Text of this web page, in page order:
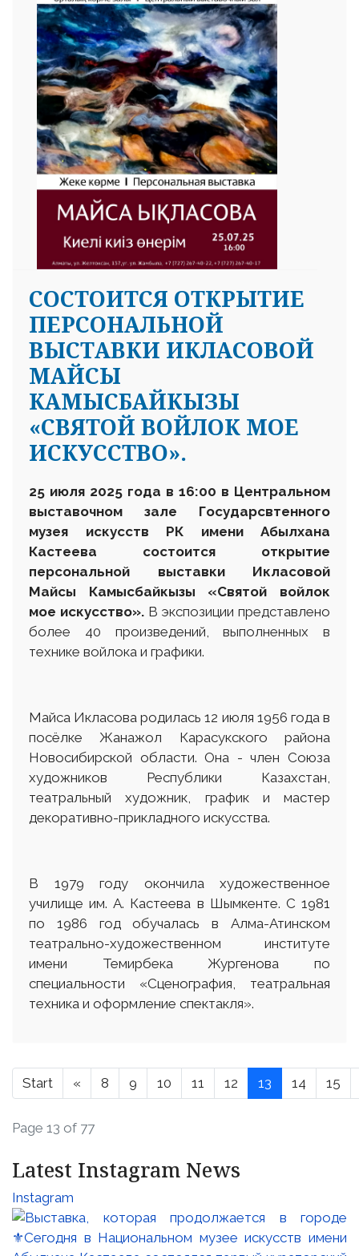
СОСТОИТСЯ ОТКРЫТИЕ
ПЕРСОНАЛЬНОЙ
ВЫСТАВКИ ИКЛАСОВОЙ
МАЙСЫ
КАМЫСБАЙКЫЗЫ
«СВЯТОЙ ВОЙЛОК МОЕ
ИСКУССТВО».
25 июля 2025 года в 16:00 в Центральном
выставочном зале Государсвтенного
музея искусств РК имени Абылхана
Кастеева состоится открытие
персональной выставки Икласовой
Майсы Камысбайкызы «Святой войлок
мое искусство». В экспозиции представлено
более 40 произведений, выполненных в
технике войлока и графики.
Майса Икласова родилась 12 июля 1956 года в
посёлке Жанажол Карасукского района
Новосибирской области. Она - член Союза
художников Республики Казахстан,
театральный художник, график и мастер
декоративно-прикладного искусства.
В 1979 году окончила художественное
училище им. А. Кастеева в Шымкенте. С 1981
по 1986 год обучалась в Алма-Атинском
театрально-художественном институте
имени Темирбека Жургенова по
специальности «Сценография, театральная
техника и оформление спектакля».
Start « 8 9 10 11 12 13 14 15
Page 13 of 77
Latest Instagram News
Instagram